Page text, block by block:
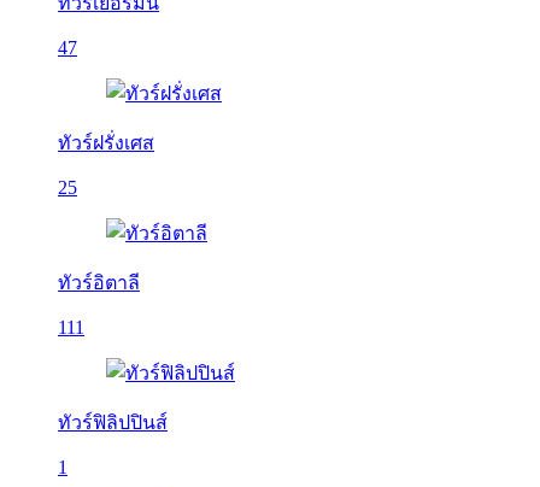
47
ทัวร์ฝรั่งเศส
25
ทัวร์อิตาลี
111
ทัวร์ฟิลิปปินส์
1